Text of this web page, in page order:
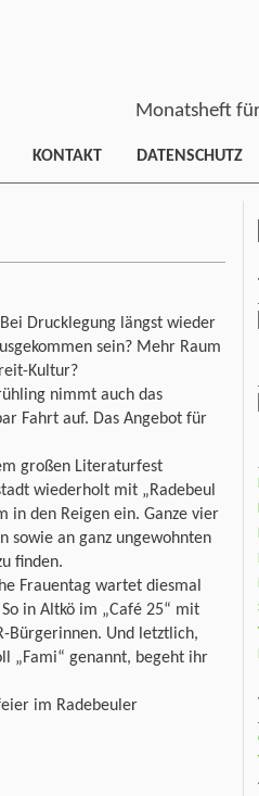
Monatsheft
KONTAKT DATENSCHUTZ
Drucklegung längst wieder
sein? Mehr Raum
Kultur?
nimmt auch das
Fahrt auf. Das Angebot für
großen Literaturfest
wiederholt mit „Radebeul
den Reigen ein. Ganze vier
sowie an ganz ungewohnten
finden.
Frauentag wartet diesmal
in Altkö im „Café 25“ mit
Bürgerinnen. Und letztlich,
„Fami“ genannt, begeht ihr
im Radebeuler